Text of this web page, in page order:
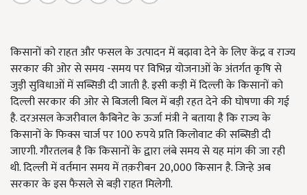
किसानों को राहत और फसल के उत्पादन में बढ़ावा देने के लिए केंद्र व राज्य
सरकार की ओर से समय -समय पर विभिन्न योजनाओं के अंतर्गत कृषि से
जुड़ी सुविधाओं में सब्सिडी दी जाती है. इसी कड़ी में दिल्ली के किसानों को
दिल्ली सरकार की ओर से बिजली बिल में बड़ी रहत देने की घोषणा की गई
है. दरअसल केजरीवाल कैबिनेट के ऊर्जा मंत्री ने बताया है कि राज्य के
किसानों के फिक्स चार्ज पर 100 रुपये प्रति किलोवाट की सब्सिडी दी
जाएगी. गौरतलब है कि किसानों के द्वारा लंबे समय से यह मांग की जा रही
थी. दिल्ली में वर्तमान समय में तक़रीबन 20,000 किसान है. जिन्हे अब
सरकार के इस फैसले से बड़ी राहत मिलेगी.